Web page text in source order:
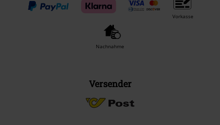
Vorkasse
Nachnahme
Versender